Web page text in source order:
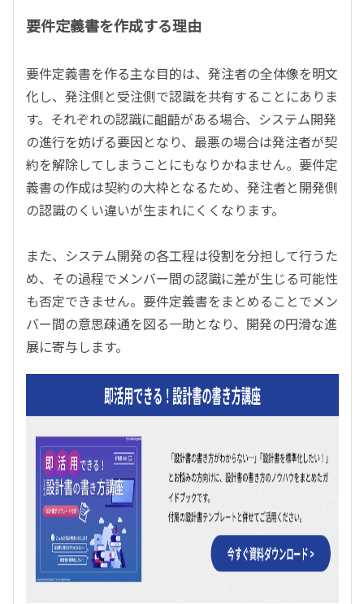
要件定義書を作成する理由
要件定義書を作る主な目的は、発注者の全体像を明文
化し、発注側と受注側で認識を共有することにありま
す。それぞれの認識に齟齬がある場合、システム開発
の進行を妨げる要因となり、最悪の場合は発注者が契
約を解除してしまうことにもなりかねません。要件定
義書の作成は契約の大枠となるため、発注者と開発側
の認識のくい違いが生まれにくくなります。
また、システム開発の各工程は役割を分担して行うた
め、その過程でメンバー間の認識に差が生じる可能性
も否定できません。要件定義書をまとめることでメン
バー間の意思疎通を図る一助となり、開発の円滑な進
展に寄与します。